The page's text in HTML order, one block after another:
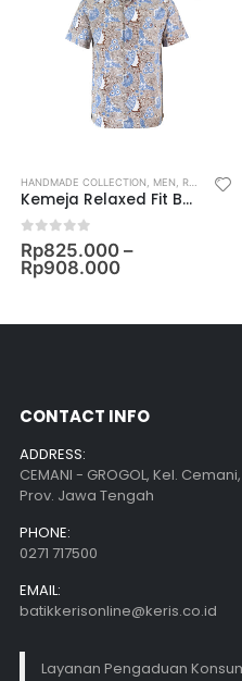
HANDMADE COLLECTION, MEN, RELAXED FIT SHIRT
Kemeja Relaxed Fit Batik Lengan Pendek Motif Madya Taman
0out of 5
Rp825.000 –
Rp908.000
CONTACT INFO
ADDRESS:
CEMANI - GROGOL, Kel.
Prov. Jawa Tengah
PHONE:
0271 717500
EMAIL:
batikkerisonline@keris.co.id
Layanan Pengaduan